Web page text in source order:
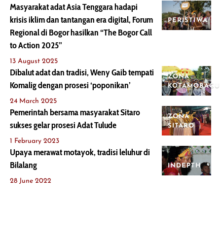
PERISTIWA
Masyarakat adat Asia Tenggara hadapi
krisis iklim dan tantangan era digital, Forum
Regional di Bogor hasilkan “The Bogor Call
to Action 2025”
13 August 2025
ZONA
KOTAMOBAGU
Dibalut adat dan tradisi, Weny Gaib tempati
Komalig dengan prosesi ‘poponikan’
24 March 2025
ZONA
SITARO
Pemerintah bersama masyarakat Sitaro
sukses gelar prosesi Adat Tulude
1 February 2023
INDEPTH
Upaya merawat motayok, tradisi leluhur di
Bilalang
28 June 2022